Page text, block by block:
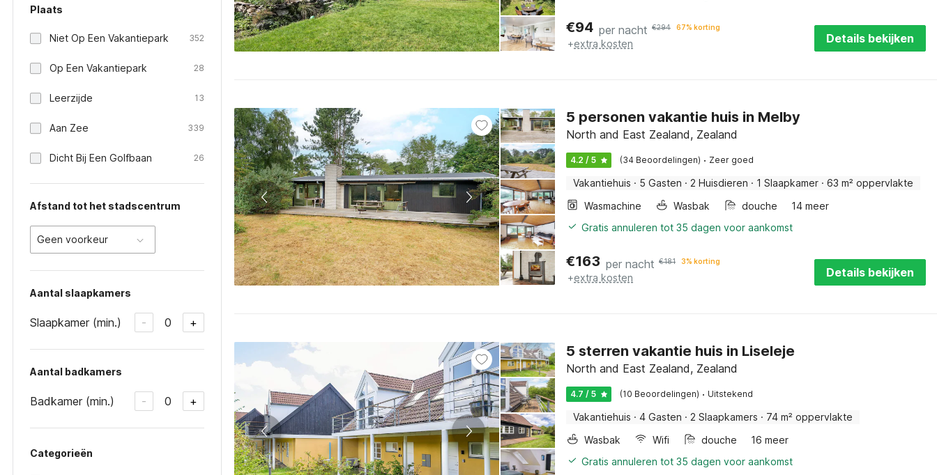
Plaats
Niet Op Een Vakantiepark 352
Op Een Vakantiepark 28
Leerzijde 13
Aan Zee 339
Dicht Bij Een Golfbaan 26
Afstand tot het stadscentrum
Geen voorkeur
Aantal slaapkamers
Slaapkamer (min.) - 0 +
Aantal badkamers
Badkamer (min.) - 0 +
Categorieën
€94 per nacht €294 67% korting
+extra kosten Details bekijken
5 personen vakantie huis in Melby
North and East Zealand, Zealand
4.2 / 5 (34 Beoordelingen) · Zeer goed
Vakantiehuis · 5 Gasten · 2 Huisdieren · 1 Slaapkamer · 63 m² oppervlakte
Wasmachine
Wasbak douche
14 meer
Gratis annuleren tot 35 dagen voor aankomst
€163 per nacht €181 3% korting
+extra kosten Details bekijken
5 sterren vakantie huis in Liseleje
North and East Zealand, Zealand
4.7 / 5 (10 Beoordelingen) · Uitstekend
Vakantiehuis · 4 Gasten · 2 Slaapkamers · 74 m² oppervlakte
Wasbak
Wifi douche
16 meer
Gratis annuleren tot 35 dagen voor aankomst